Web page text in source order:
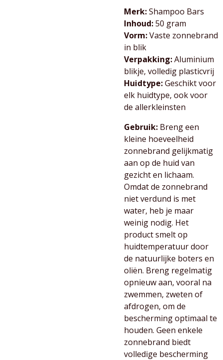
Merk:Shampoo Bars
Inhoud:50 gram
Vorm:Vaste zonnebrand
in blik
Verpakking:Aluminium
blikje, volledig plasticvrij
Huidtype:Geschikt voor
elk huidtype, ook voor
de allerkleinsten
Gebruik: Breng een
kleine hoeveelheid
zonnebrand gelijkmatig
aan op de huid van
gezicht en lichaam.
Omdat de zonnebrand
niet verdund is met
water, heb je maar
weinig nodig. Het
product smelt op
huidtemperatuur door
de natuurlijke boters en
oliën. Breng regelmatig
opnieuw aan, vooral na
zwemmen, zweten of
afdrogen, om de
bescherming optimaal te
houden. Geen enkele
zonnebrand biedt
volledige bescherming